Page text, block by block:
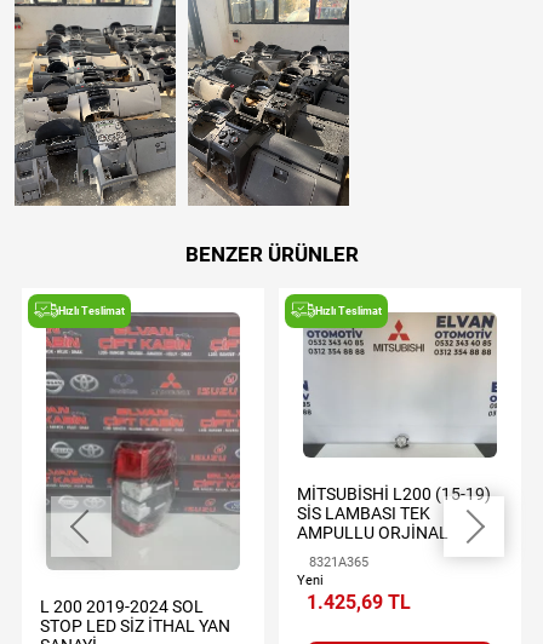
BENZER ÜRÜNLER
Hızlı Teslimat
L 200 2019-2024 SOL
STOP LED SİZ İTHAL YAN
Hızlı Teslimat
MİTSUBİSHİ L200 (15-19)
SİS LAMBASI TEK
AMPULLU ORJİNAL
8321A365
Yeni
1.425,69 TL